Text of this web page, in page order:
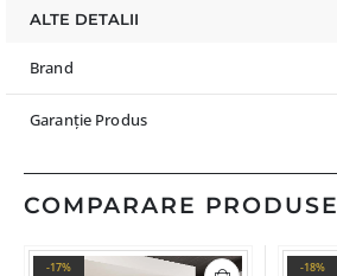
ALTE DETALII
Brand
Garanție Produs
COMPARARE PRODUSE
-17% -18%